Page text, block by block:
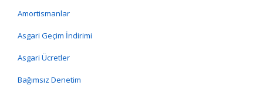
Amortismanlar
Asgari Geçim İndirimi
Asgari Ücretler
Bağımsız Denetim